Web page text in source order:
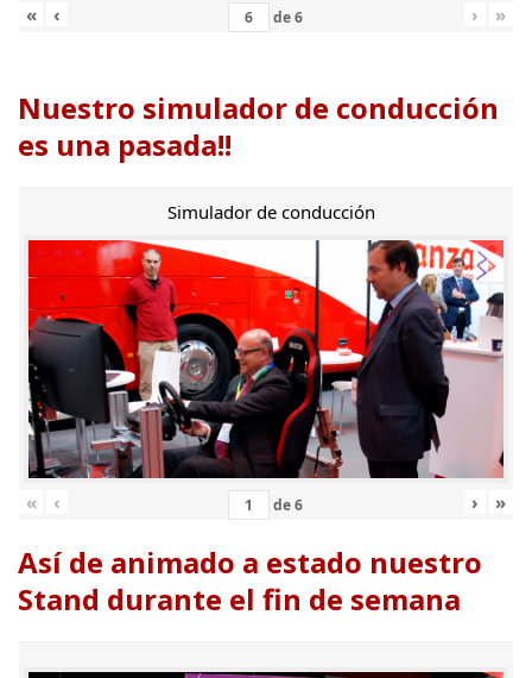
« ‹ de6 › »
Nuestro simulador de conducción
es una pasada!!
Simulador de conducción
« ‹ de6 › »
Así de animado a estado nuestro
Stand durante el fin de semana